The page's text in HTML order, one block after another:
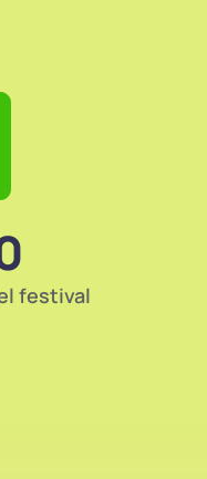
festival